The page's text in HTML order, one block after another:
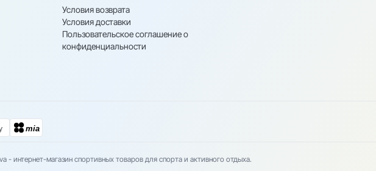
Условия возврата
Условия доставки
Пользовательское соглашение о
конфиденциальности
mia
- интернет-магазин спортивных товаров для спорта и активного отдыха.